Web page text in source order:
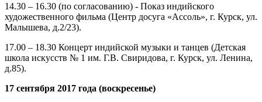
14.30 – 16.30 (по согласованию) - Показ индийского
художественного фильма (Центр досуга «Ассоль», г. Курск, ул.
Малышева, д.2/23).
17.00 – 18.30 Концерт индийской музыки и танцев (Детская
школа искусств № 1 им. Г.В. Свиридова, г. Курск, ул. Ленина,
д.85).
17 сентября 2017 года (воскресенье)